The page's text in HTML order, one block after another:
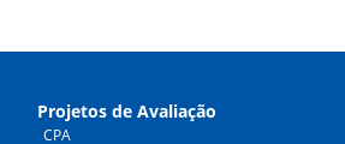
Projetos de Avaliação
CPA